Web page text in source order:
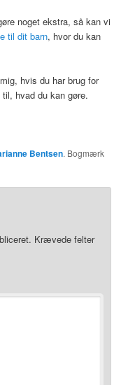
noget ekstra, så kan vi
til dit barn, hvor du kan
hvis du har brug for
hvad du kan gøre.
Bentsen. Bogmærk
Krævede felter